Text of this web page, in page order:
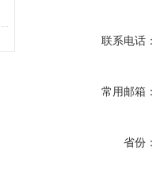
联系电话：
常用邮箱：
省份：